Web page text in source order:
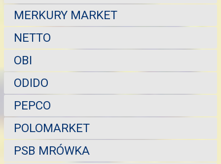
MERKURY MARKET
NETTO
OBI
ODIDO
PEPCO
POLOMARKET
PSB MRÓWKA